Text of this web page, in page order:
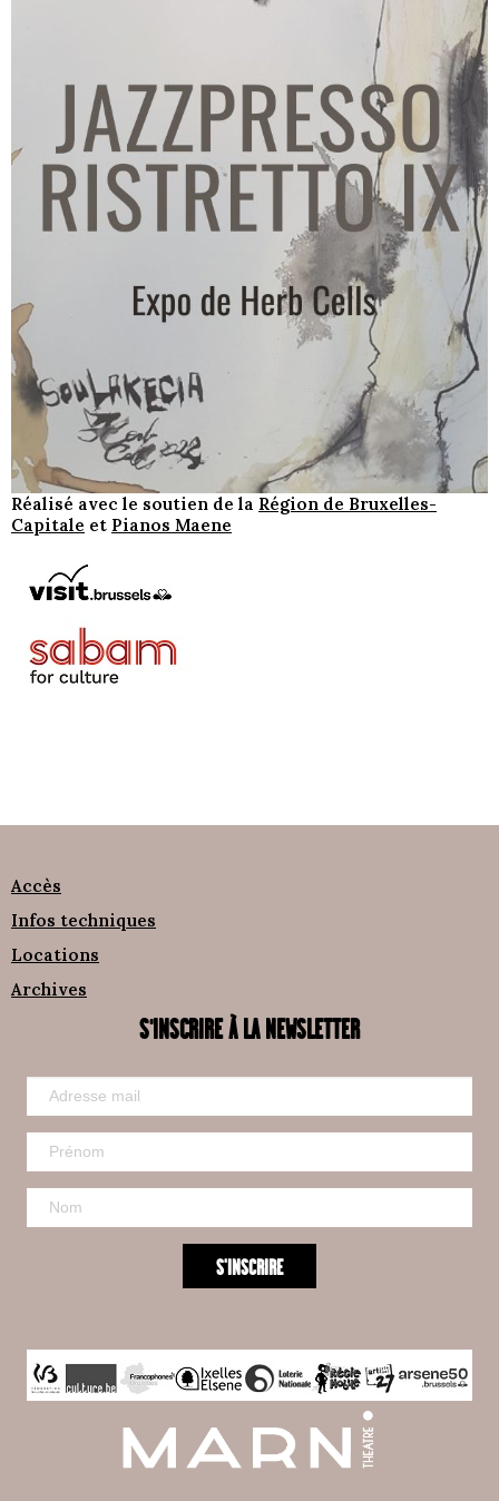
Réalisé avec le soutien de la Région de Bruxelles-
Capitale et Pianos Maene
Accès
Infos techniques
Locations
Archives
S'INSCRIRE À LA NEWSLETTER